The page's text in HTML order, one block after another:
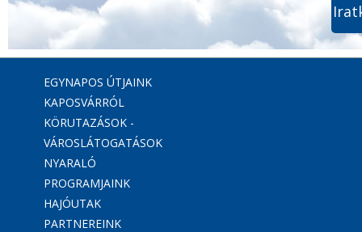
EGYNAPOS ÚTJAINK
KAPOSVÁRRÓL
KÖRUTAZÁSOK -
VÁROSLÁTOGATÁSOK
NYARALÓ
PROGRAMJAINK
HAJÓUTAK
PARTNEREINK